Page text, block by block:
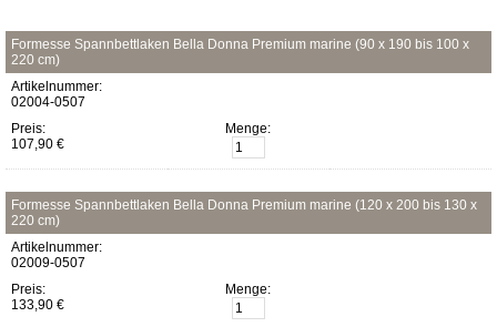
Formesse Spannbettlaken Bella Donna Premium marine (90 x 190 bis 100 x
220 cm)
Artikelnummer:
02004-0507
Preis:
107,90 €
Menge:
Formesse Spannbettlaken Bella Donna Premium marine (120 x 200 bis 130 x
220 cm)
Artikelnummer:
02009-0507
Preis:
133,90 €
Menge: